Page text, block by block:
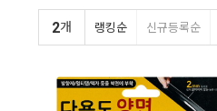
2개 랭킹순 신규등록순